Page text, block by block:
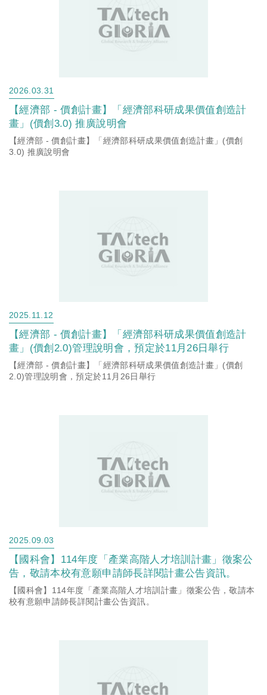
2026.03.31
【經濟部 - 價創計畫】「經濟部科研成果價值創造計
畫」(價創3.0) 推廣說明會
【經濟部 - 價創計畫】「經濟部科研成果價值創造計畫」(價創
3.0) 推廣說明會
2025.11.12
【經濟部 - 價創計畫】「經濟部科研成果價值創造計
畫」(價創2.0)管理說明會，預定於11月26日舉行
【經濟部 - 價創計畫】「經濟部科研成果價值創造計畫」(價創
2.0)管理說明會，預定於11月26日舉行
2025.09.03
【國科會】114年度「產業高階人才培訓計畫」徵案公
告，敬請本校有意願申請師長詳閱計畫公告資訊。
【國科會】114年度「產業高階人才培訓計畫」徵案公告，敬請本
校有意願申請師長詳閱計畫公告資訊。